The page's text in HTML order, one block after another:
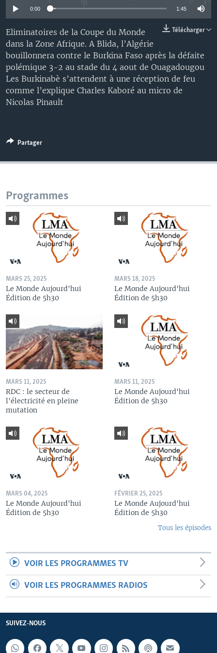
0:00 1:45
Télécharger
Eliminatoires de la Coupe du Monde
dans la Zone Afrique. A Blida, l’Algérie
bouillonnera contre le Burkina Faso après la défaite
polémique 3-2 au stade du 4 aout de Ouagadougou
Les Burkinabè s’attendent à une réception de feu
comme l’explique Charles Kaboré au micro de
Nicolas Pinault
Partager
Programmes
MARS 25, 2025
Le Monde Aujourd'hui
Édition de 5h30
MARS 18, 2025
Le Monde Aujourd'hui
Édition de 5h30
MARS 11, 2025
RDC : le secteur de
l'électricité en pleine
mutation
MARS 11, 2025
Le Monde Aujourd'hui
Édition de 5h30
MARS 04, 2025
Le Monde Aujourd'hui
Édition de 5h30
FÉVRIER 25, 2025
Le Monde Aujourd'hui
Édition de 5h30
Tous les épisodes
VOIR LES PROGRAMMES TV
VOIR LES PROGRAMMES RADIOS
SUIVEZ-NOUS